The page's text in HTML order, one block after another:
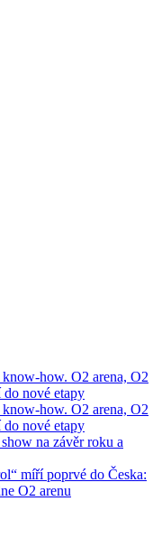
how. O2 arena, O2
nové etapy
how. O2 arena, O2
nové etapy
na závěr roku a
míří poprvé do Česka:
O2 arenu